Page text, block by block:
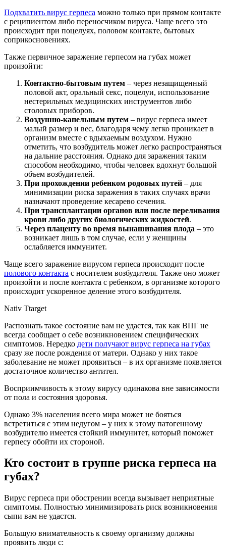
Подхватить вирус герпеса можно только при прямом контакте
с реципиентом либо переносчиком вируса. Чаще всего это
происходит при поцелуях, половом контакте, бытовых
соприкосновениях.
Также первичное заражение герпесом на губах может
произойти:
Контактно-бытовым путем – через незащищенный
половой акт, оральный секс, поцелуи, использование
нестерильных медицинских инструментов либо
столовых приборов.
Воздушно-капельным путем – вирус герпеса имеет
малый размер и вес, благодаря чему легко проникает в
организм вместе с вдыхаемым воздухом. Нужно
отметить, что возбудитель может легко распространяться
на дальние расстояния. Однако для заражения таким
способом необходимо, чтобы человек вдохнут большой
объем возбудителей.
При прохождении ребенком родовых путей – для
минимизации риска заражения в таких случаях врачи
назначают проведение кесарево сечения.
При трансплантации органов или после переливания
крови либо других биологических жидкостей.
Через плаценту во время вынашивания плода – это
возникает лишь в том случае, если у женщины
ослабляется иммунитет.
Чаще всего заражение вирусом герпеса происходит после
полового контакта с носителем возбудителя. Также оно может
произойти и после контакта с ребенком, в организме которого
происходит ускоренное деление этого возбудителя.
Nativ Ttarget
Распознать такое состояние вам не удастся, так как ВПГ не
всегда сообщает о себе возникновением специфических
симптомов. Нередко дети получают вирус герпеса на губах
сразу же после рождения от матери. Однако у них такое
заболевание не может проявиться – в их организме появляется
достаточное количество антител.
Восприимчивость к этому вирусу одинакова вне зависимости
от пола и состояния здоровья.
Однако 3% населения всего мира может не бояться
встретиться с этим недугом – у них к этому патогенному
возбудителю имеется стойкий иммунитет, который поможет
герпесу обойти их стороной.
Кто состоит в группе риска герпеса на
губах?
Вирус герпеса при обострении всегда вызывает неприятные
симптомы. Полностью минимизировать риск возникновения
сыпи вам не удастся.
Большую внимательность к своему организму должны
проявить люди с: